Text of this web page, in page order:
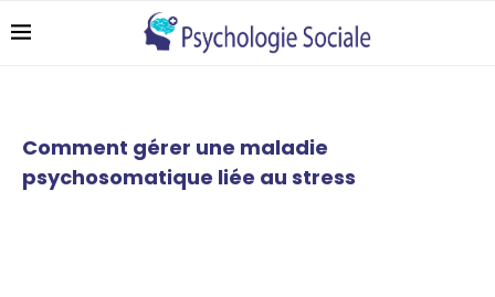
Comment gérer une maladie
psychosomatique liée au stress